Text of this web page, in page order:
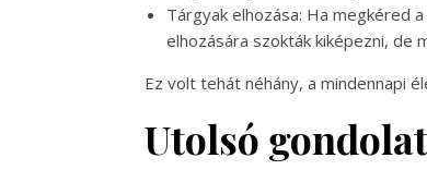
Tárgyak elhozása: Ha megkéred
elhozására szokták kiképezni, de
Ez volt tehát néhány, a mindennapi
Utolsó gondolat